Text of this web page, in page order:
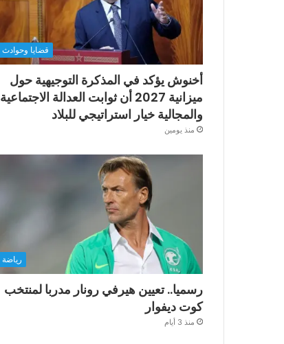
قضايا وحوادث
أخنوش يؤكد في المذكرة التوجيهية حول
ميزانية 2027 أن ثوابت العدالة الاجتماعية
والمجالية خيار استراتيجي للبلاد
منذ يومين
رياضة
رسميا.. تعيين هيرفي رونار مدربا لمنتخب
كوت ديفوار
منذ 3 أيام